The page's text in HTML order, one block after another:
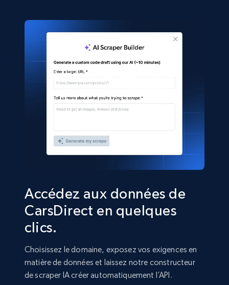
Accédez aux données de
CarsDirect en quelques
clics.
Choisissez le domaine, exposez vos exigences en
matière de données et laissez notre constructeur
de scraper IA créer automatiquement l’API.